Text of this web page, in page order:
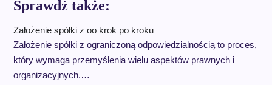
Sprawdź także:
Założenie spółki z oo krok po kroku
Założenie spółki z ograniczoną odpowiedzialnością to proces,
który wymaga przemyślenia wielu aspektów prawnych i
organizacyjnych.…